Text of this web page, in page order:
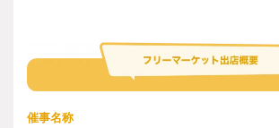
その他、質問のある方はFAQをご確認く
お車や自転車を運転される方のご飲酒は
します。
火災予防ならびに芝生保護のため、会
催事名称